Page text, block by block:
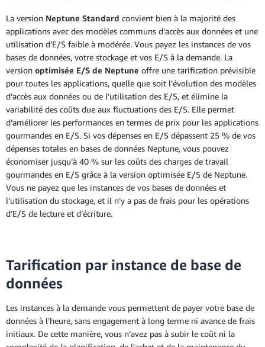
La version Neptune Standard convient bien à la majorité des
applications avec des modèles communs d’accès aux données et une
utilisation d’E/S faible à modérée. Vous payez les instances de vos
bases de données, votre stockage et vos E/S à la demande. La
version optimisée E/S de Neptune offre une tarification prévisible
pour toutes les applications, quelle que soit l’évolution des modèles
d’accès aux données ou de l’utilisation des E/S, et élimine la
variabilité des coûts due aux fluctuations des E/S. Elle permet
d’améliorer les performances en termes de prix pour les applications
gourmandes en E/S. Si vos dépenses en E/S dépassent 25 % de vos
dépenses totales en bases de données Neptune, vous pouvez
économiser jusqu’à 40 % sur les coûts des charges de travail
gourmandes en E/S grâce à la version optimisée E/S de Neptune.
Vous ne payez que les instances de vos bases de données et
l’utilisation du stockage, et il n’y a pas de frais pour les opérations
d’E/S de lecture et d’écriture.
Tarification par instance de base de
données
Les instances à la demande vous permettent de payer votre base de
données à l’heure, sans engagement à long terme ni avance de frais
initiaux. De cette manière, vous n’avez pas à subir le coût ni la